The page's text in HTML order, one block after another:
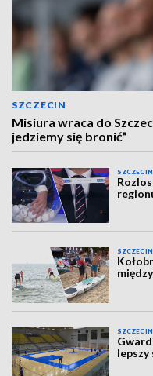
SZCZECIN
Misiura wraca do
jedziemy się bronić”
SZCZECIN
SZCZECIN
SZCZECIN
lepszy